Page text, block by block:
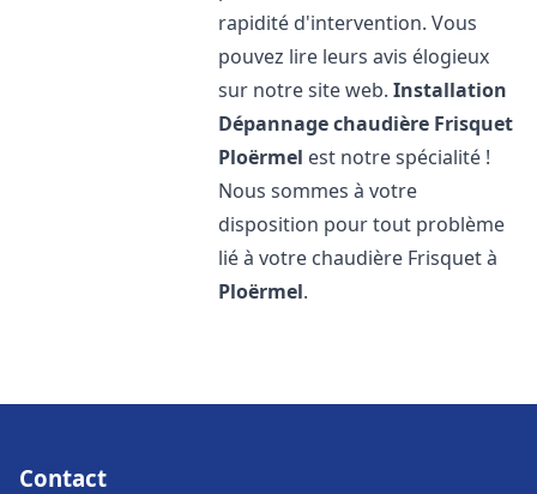
rapidité d'intervention. Vous
pouvez lire leurs avis élogieux
sur notre site web.Installation
Dépannage chaudière Frisquet
Ploërmel est notre spécialité !
Nous sommes à votre
disposition pour tout problème
lié à votre chaudière Frisquet à
Ploërmel.
Contact